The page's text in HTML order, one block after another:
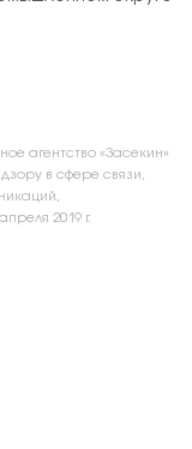
агентство «Засекин»
в сфере связи,
2019 г.